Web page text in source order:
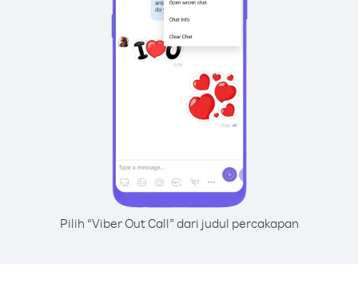
Pilih “Viber Out Call” dari judul percakapan